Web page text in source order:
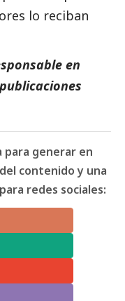
lo reciban
en
publicaciones
para generar en
contenido y una
redes sociales: